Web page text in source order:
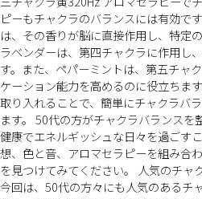
ピーもチャクラのバランスには有効で
は、その香りが脳に直接作用し、特定
ラベンダーは、第四チャクラに作用し
す。また、ペパーミントは、第五チャ
ケーション能力を高めるのに役立ちま
取り入れることで、簡単にチャクラバ
ます。 50代の方がチャクラバランスを
健康でエネルギッシュな日々を過ごす
想、色と音、アロマセラピーを組み合
を見つけてみてください。 人気のチャ
今回は、50代の方々にも人気のあるチ